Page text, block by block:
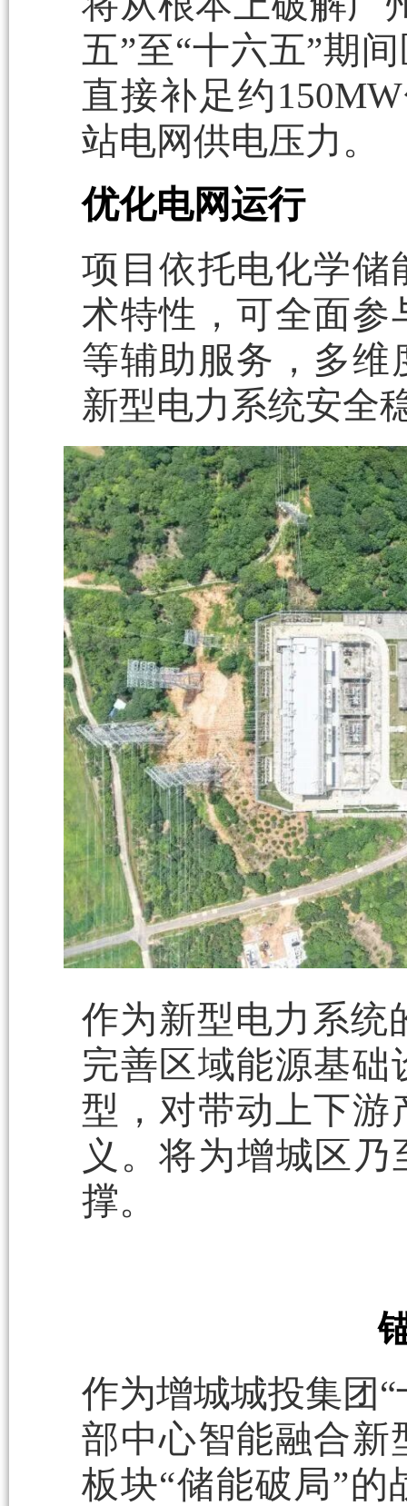
五”至“十六五”期
直接补足约
站电网供电压力。
优化电网运行
项目依托电化学储
术特性，可全面参
等辅助服务，多维
新型电力系统安全
作为新型电力系统
完善区域能源基
型，对带动上下游
义。将为增城区
撑。
作为增城城投集团
部中心智能融合新
板块“储能破局”